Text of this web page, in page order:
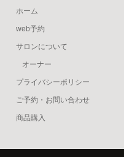
ホーム
web予約
サロンについて
オーナー
プライバシーポリシー
ご予約・お問い合わせ
商品購入